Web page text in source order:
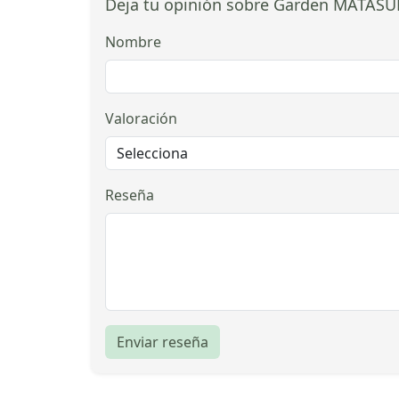
Nombre
Valoración
Reseña
Enviar reseña